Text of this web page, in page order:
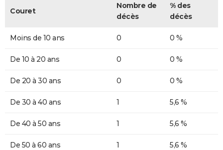
Couret
Nombre de
décès
% des
décès
Moins de 10 ans 0 0 %
De 10 à 20 ans 0 0 %
De 20 à 30 ans 0 0 %
De 30 à 40 ans 1 5,6 %
De 40 à 50 ans 1 5,6 %
De 50 à 60 ans 1 5,6 %